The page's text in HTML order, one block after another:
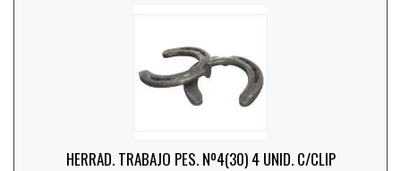
HERRAD. TRABAJO PES. Nº4(30) 4 UNID. C/CLIP